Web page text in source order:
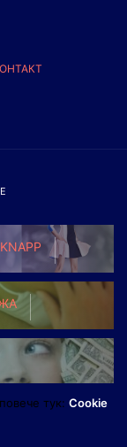
тук: Cookie